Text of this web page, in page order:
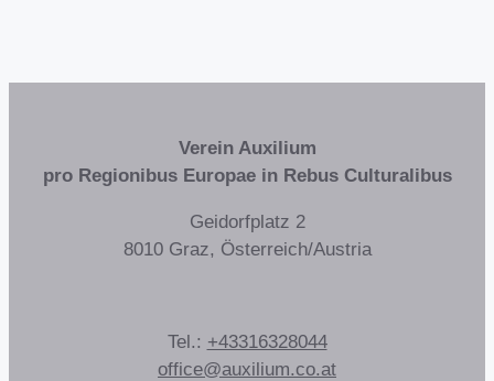
Verein Auxilium
pro Regionibus Europae in Rebus Culturalibus
Geidorfplatz 2
8010 Graz, Österreich/Austria
Tel.: +43316328044
office@auxilium.co.at